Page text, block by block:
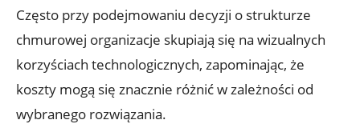
Często przy podejmowaniu decyzji o strukturze
⁢chmurowej organizacje skupiają się na‍ wizualnych
korzyściach technologicznych, zapominając, że
koszty mogą się znacznie​ różnić w zależności od⁢
wybranego rozwiązania.